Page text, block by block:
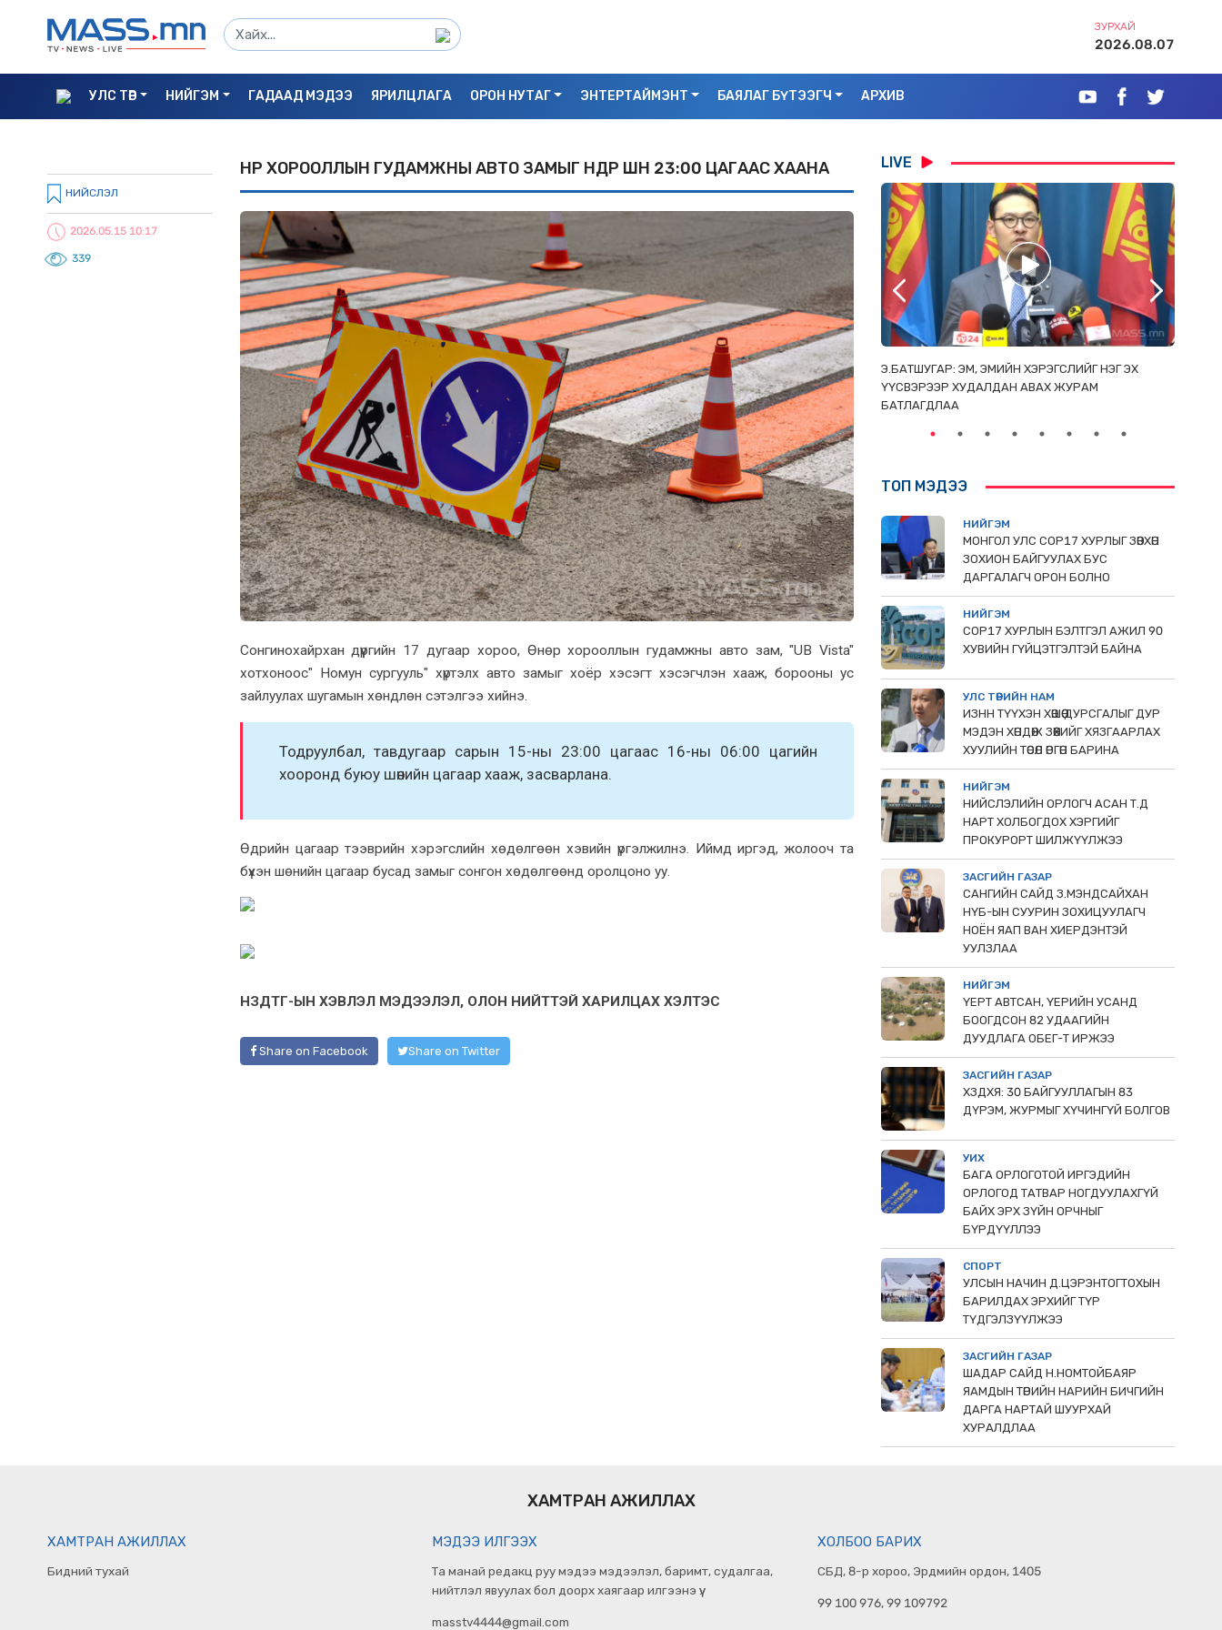
ЗУРХАЙ
2026.08.07
УЛС ТӨР НИЙГЭМ ГАДААД МЭДЭЭ ЯРИЛЦЛАГА ОРОН НУТАГ ЭНТЕРТАЙМЭНТ БАЯЛАГ БҮТЭЭГЧ АРХИВ
НИЙСЛЭЛ
2026.05.15 10:17
339
ӨНӨР ХОРООЛЛЫН ГУДАМЖНЫ АВТО ЗАМЫГ ӨНӨӨДӨР ШӨНӨ 23:00 ЦАГААС ХААНА
Сонгинохайрхан дүүргийн 17 дугаар хороо, Өнөр хорооллын гудамжны авто зам, "UB Vista"
хотхоноос" Номун сургууль" хүртэлх авто замыг хоёр хэсэгт хэсэгчлэн хааж, борооны ус
зайлуулах шугамын хөндлөн сэтэлгээ хийнэ.
Тодруулбал, тавдугаар сарын 15-ны 23:00 цагаас 16-ны 06:00 цагийн
хооронд буюу шөнийн цагаар хааж, засварлана.
Өдрийн цагаар тээврийн хэрэгслийн хөдөлгөөн хэвийн үргэлжилнэ. Иймд иргэд, жолооч та
бүхэн шөнийн цагаар бусад замыг сонгон хөдөлгөөнд оролцоно уу.
НЗДТГ-ЫН ХЭВЛЭЛ МЭДЭЭЛЭЛ, ОЛОН НИЙТТЭЙ ХАРИЛЦАХ ХЭЛТЭС
Share on Facebook Share on Twitter
LIVE
С.БАЯРБИЛЭГ: ДРАГОН ТӨВИЙН 3 ДАВХРААС
УНАСАН 25 НАСТАЙ ЭМЭГТЭЙ АМИА ХОРЛОСОН
БАЙЖ БОЛЗОШГҮЙ
Э.БАТШУГАР: ЭМ, ЭМИЙН ХЭРЭГСЛИЙГ НЭГ ЭХ
ҮҮСВЭРЭЭР ХУДАЛДАН АВАХ ЖУРАМ
БАТЛАГДЛАА
ТОП МЭДЭЭ
НИЙГЭМ
МОНГОЛ УЛС СОР17 ХУРЛЫГ ЗӨВХӨН
ЗОХИОН БАЙГУУЛАХ БУС
ДАРГАЛАГЧ ОРОН БОЛНО
НИЙГЭМ
COP17 ХУРЛЫН БЭЛТГЭЛ АЖИЛ 90
ХУВИЙН ГҮЙЦЭТГЭЛТЭЙ БАЙНА
УЛС ТӨРИЙН НАМ
ИЗНН ТҮҮХЭН ХӨШӨӨ ДУРСГАЛЫГ ДУР
МЭДЭН ХӨНДӨЖ ЗӨӨХИЙГ ХЯЗГААРЛАХ
ХУУЛИЙН ТӨСӨЛ ӨРГӨН БАРИНА
НИЙГЭМ
НИЙСЛЭЛИЙН ОРЛОГЧ АСАН Т.Д
НАРТ ХОЛБОГДОХ ХЭРГИЙГ
ПРОКУРОРТ ШИЛЖҮҮЛЖЭЭ
ЗАСГИЙН ГАЗАР
САНГИЙН САЙД З.МЭНДСАЙХАН
НҮБ-ЫН СУУРИН ЗОХИЦУУЛАГЧ
НОЁН ЯАП ВАН ХИЕРДЭНТЭЙ
УУЛЗЛАА
НИЙГЭМ
ҮЕРТ АВТСАН, ҮЕРИЙН УСАНД
БООГДСОН 82 УДААГИЙН
ДУУДЛАГА ОБЕГ-Т ИРЖЭЭ
ЗАСГИЙН ГАЗАР
ХЗДХЯ: 30 БАЙГУУЛЛАГЫН 83
ДҮРЭМ, ЖУРМЫГ ХҮЧИНГҮЙ БОЛГОВ
УИХ
БАГА ОРЛОГОТОЙ ИРГЭДИЙН
ОРЛОГОД ТАТВАР НОГДУУЛАХГҮЙ
БАЙХ ЭРХ ЗҮЙН ОРЧНЫГ
БҮРДҮҮЛЛЭЭ
СПОРТ
УЛСЫН НАЧИН Д.ЦЭРЭНТОГТОХЫН
БАРИЛДАХ ЭРХИЙГ ТҮР
ТҮДГЭЛЗҮҮЛЖЭЭ
ЗАСГИЙН ГАЗАР
ШАДАР САЙД Н.НОМТОЙБАЯР
ЯАМДЫН ТӨРИЙН НАРИЙН БИЧГИЙН
ДАРГА НАРТАЙ ШУУРХАЙ
ХУРАЛДЛАА
ХАМТРАН АЖИЛЛАХ
ХАМТРАН АЖИЛЛАХ
Бидний тухай
МЭДЭЭ ИЛГЭЭХ
Та манай редакц руу мэдээ мэдээлэл, баримт, судалгаа,
нийтлэл явуулах бол доорх хаягаар илгээнэ үү.
masstv4444@gmail.com
ХОЛБОО БАРИХ
СБД, 8-р хороо, Эрдмийн ордон, 1405
99 100 976, 99 109792